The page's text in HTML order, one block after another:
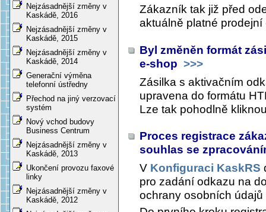
Nejzásadnější změny v
Kaskádě, 2016
Nejzásadnější změny v
Kaskádě, 2015
Nejzásadnější změny v
Kaskádě, 2014
Generační výměna
telefonní ústředny
Přechod na jiný verzovací
systém
Nový vchod budovy
Business Centrum
Nejzásadnější změny v
Kaskádě, 2013
Ukončení provozu faxové
linky
Nejzásadnější změny v
Kaskádě, 2012
Zákazník tak již před
aktuálně platné prodejní
Byl změněn formát
e-shop >>>
Zásilka s aktivačním
upravena do formátu
Lze tak pohodlně
Proces registrace
souhlas se
V Konfiguraci KaskRS
pro zadání odkazu na
ochrany osobních údajů